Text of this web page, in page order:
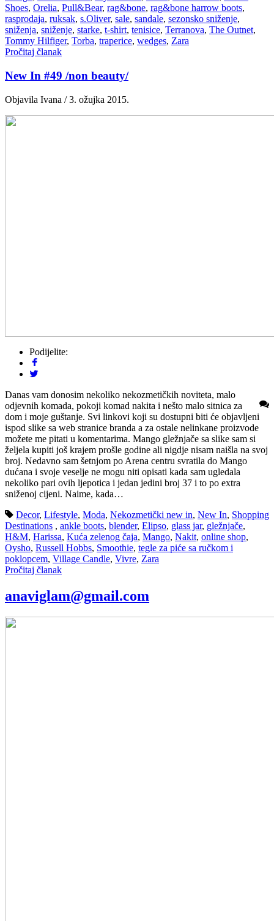
Shoes, Orelia, Pull&Bear, rag&bone, rag&bone harrow boots,
rasprodaja, ruksak, s.Oliver, sale, sandale, sezonsko sniženje,
sniženja, sniženje, starke, t-shirt, tenisice, Terranova, The Outnet,
Tommy Hilfiger, Torba, traperice, wedges, Zara
Pročitaj članak
New In #49 /non beauty/
Objavila Ivana / 3. ožujka 2015.
Podijelite:
Danas vam donosim nekoliko nekozmetičkih noviteta, malo
odjevnih komada, pokoji komad nakita i nešto malo sitnica za
dom i moje guštanje. Svi linkovi koji su dostupni biti će objavljeni
ispod slike sa web stranice branda a za ostale nelinkane proizvode
možete me pitati u komentarima. Mango gležnjače sa slike sam si
željela kupiti još krajem prošle godine ali nigdje nisam naišla na svoj
broj. Nedavno sam šetnjom po Arena centru svratila do Mango
dućana i svoje veselje ne mogu niti opisati kada sam ugledala
nekoliko pari ovih ljepotica i jedan jedini broj 37 i to po extra
sniženoj cijeni. Naime, kada…
Decor, Lifestyle, Moda, Nekozmetički new in, New In, Shopping
Destinations , ankle boots, blender, Elipso, glass jar, gležnjače,
H&M, Harissa, Kuća zelenog čaja, Mango, Nakit, online shop,
Oysho, Russell Hobbs, Smoothie, tegle za piće sa ručkom i
poklopcem, Village Candle, Vivre, Zara
Pročitaj članak
anaviglam@gmail.com